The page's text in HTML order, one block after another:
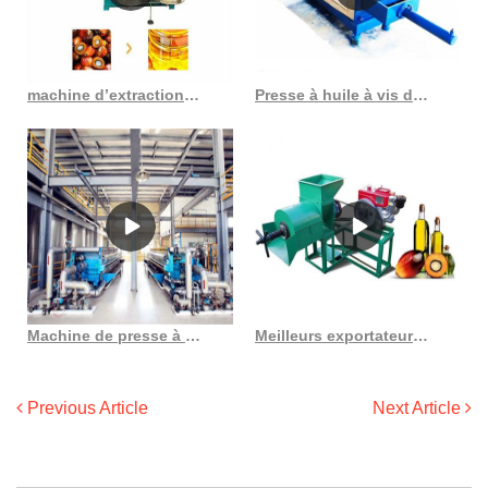
machine d’extraction d’huile de palme au meilleur prix à éroder Presse à huile à vis de palme yzyx168 entièrement automatique, huile froide au Costa Rica
Machine de presse à huile de palmiste en fibre de palme à bas prix 15t 18t d Meilleurs exportateurs de presses à huile de palme à vis dans la liste de prix de Ludhiana
Previous Article Next Article